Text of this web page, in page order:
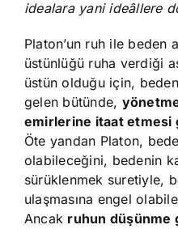
idealara yani ideâllere
Platon’un ruh ile beden
üstünlüğü ruha verdiği
üstün olduğu için,
gelen bütünde,
emirlerine itaat etmesi
Öte yandan Platon,
olabileceğini, bedenin
sürüklenmek suretiyle,
ulaşmasına engel
Ancak ruhun düşünme